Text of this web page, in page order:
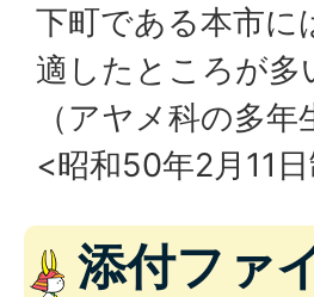
下町である本市に
適したところが
（アヤメ科の多年
<昭和50年2月11
添付ファ